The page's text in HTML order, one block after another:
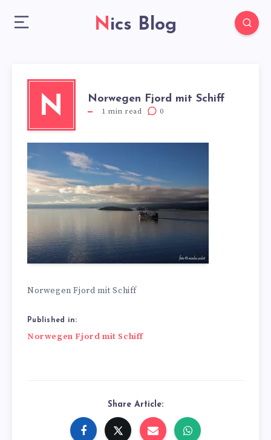
Nics Blog
N Norwegen Fjord mit Schiff
1 min read 0
Norwegen Fjord mit Schiff
Published in:
Beitragsnavigation
Norwegen Fjord mit Schiff
Share Article: